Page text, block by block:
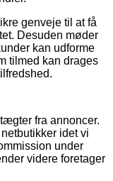
genveje til at få
Desuden møder
kan udforme
tilmed kan drages
fra annoncer.
idet vi
under
videre foretager